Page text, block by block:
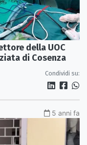
della UOC
di Cosenza
Condividi su:
5 anni fa